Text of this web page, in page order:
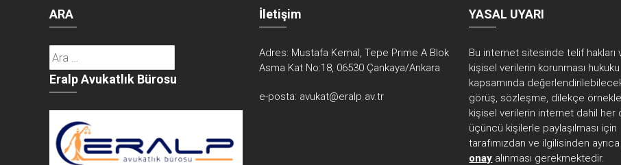
ARA
Arama:
Eralp Avukatlık Bürosu
İletişim
Adres: Mustafa Kemal, Tepe Prime A Blok
Asma Kat No:18, 06530 Çankaya/Ankara
e-posta: avukat@eralp.av.tr
YASAL UYARI
Bu internet sitesinde telif hakları
kişisel verilerin korunması hukuku
kapsamında
görüş, sözleşme, dilekçe
kişisel verilerin internet dahil her
üçüncü kişilerle paylaşılması için
tarafımızdan ve ilgilisinden
onay alınması gerekmektedir.